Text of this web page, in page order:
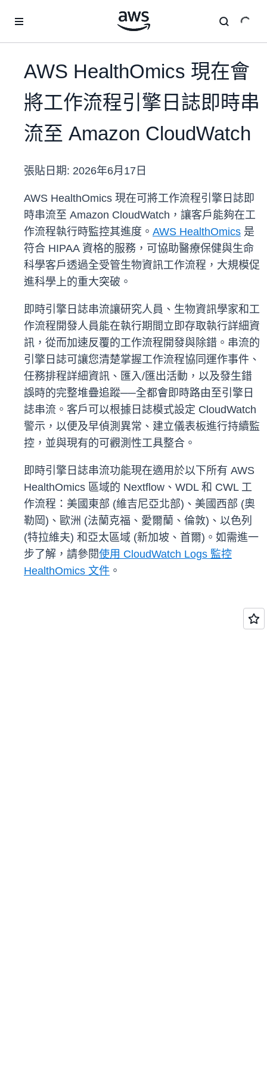
AWS HealthOmics 現在會
將工作流程引擎日誌即時串
流至 Amazon CloudWatch
張貼日期: 2026年6月17日
AWS HealthOmics 現在可將工作流程引擎日誌即
時串流至 Amazon CloudWatch，讓客戶能夠在工
作流程執行時監控其進度。 AWS HealthOmics 是
符合 HIPAA 資格的服務，可協助醫療保健與生命
科學客戶透過全受管生物資訊工作流程，大規模促
進科學上的重大突破。
即時引擎日誌串流讓研究人員、生物資訊學家和工
作流程開發人員能在執行期間立即存取執行詳細資
訊，從而加速反覆的工作流程開發與除錯。串流的
引擎日誌可讓您清楚掌握工作流程協同運作事件、
任務排程詳細資訊、匯入/匯出活動，以及發生錯
誤時的完整堆疊追蹤──全都會即時路由至引擎日
誌串流。客戶可以根據日誌模式設定 CloudWatch
警示，以便及早偵測異常、建立儀表板進行持續監
控，並與現有的可觀測性工具整合。
即時引擎日誌串流功能現在適用於以下所有 AWS
HealthOmics 區域的 Nextflow、WDL 和 CWL 工
作流程：美國東部 (維吉尼亞北部)、美國西部 (奧
勒岡)、歐洲 (法蘭克福、愛爾蘭、倫敦)、以色列
(特拉維夫) 和亞太區域 (新加坡、首爾)。如需進一
步了解，請參閱使用 CloudWatch Logs 監控
HealthOmics 文件 。